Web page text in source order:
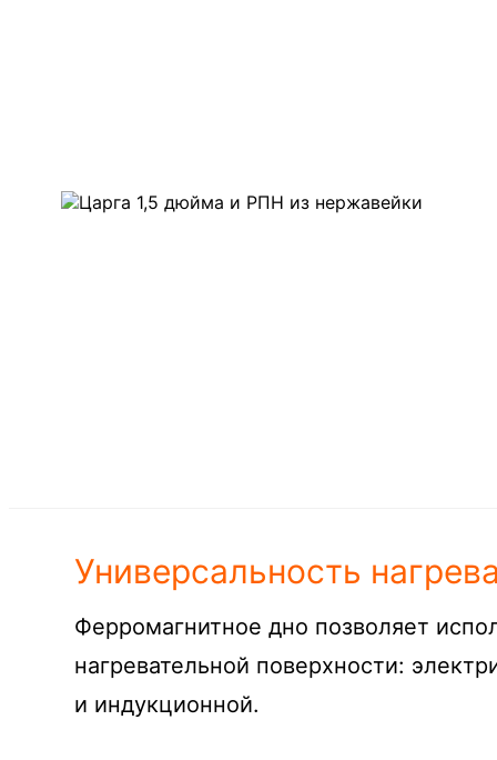
Универсальность
Ферромагнитное дно позволяет
нагревательной поверхности:
и индукционной.